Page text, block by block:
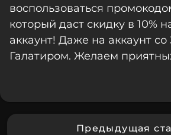
воспользоваться
который даст скидку в 10%
аккаунт! Даже на аккаунт
Галатиром. Желаем
Предыдущая